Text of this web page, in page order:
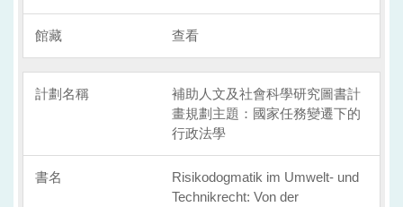
查看
補助人文及社會科學研究圖書計
畫規劃主題：國家任務變遷下的
行政法學
Risikodogmatik im Umwelt- und
Technikrecht: Von der